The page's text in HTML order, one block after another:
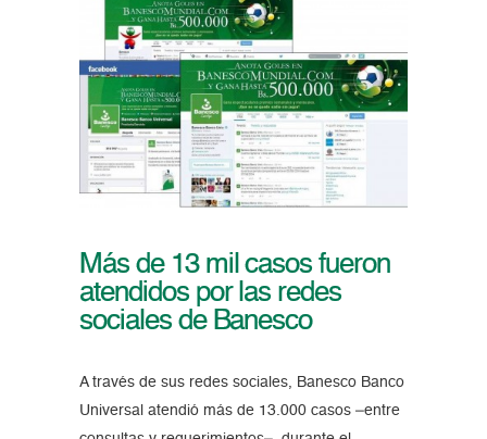
Más de 13 mil casos fueron
atendidos por las redes
sociales de Banesco
A través de sus redes sociales, Banesco Banco
Universal atendió más de 13.000 casos –entre